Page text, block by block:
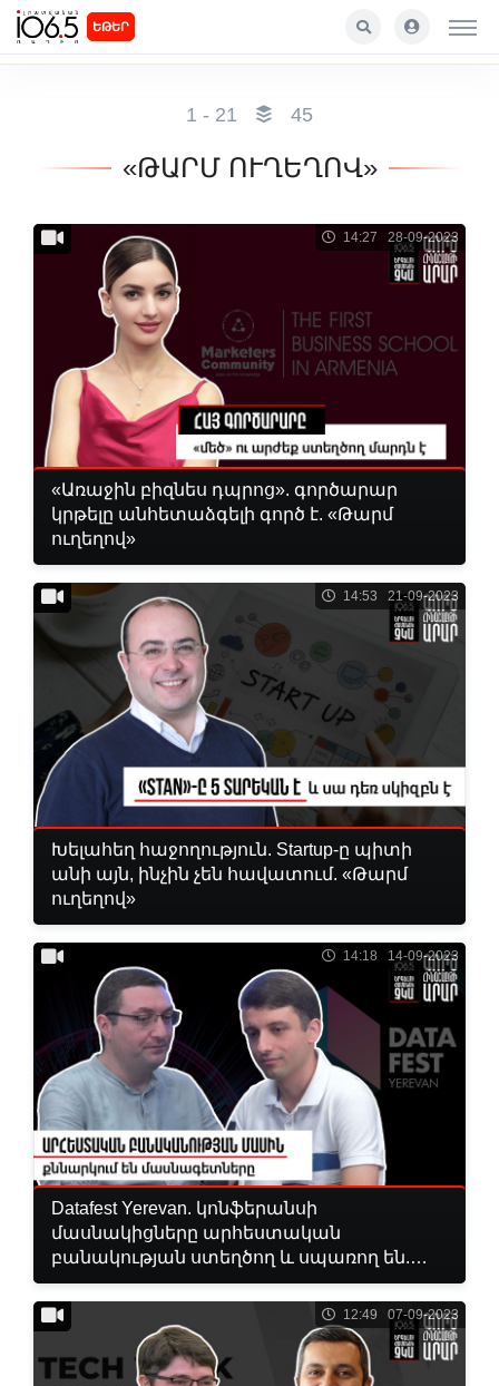
ԵԹԵՐ
1 - 21 45
«ԹԱՐՄ ՈՒՂԵՂՈՎ»
14:27 28-09-2023
«Առաջին բիզնես դպրոց». գործարար
կրթելը անհետաձգելի գործ է. «Թարմ
ուղեղով»
14:53 21-09-2023
Խելահեղ հաջողություն. Startup-ը պիտի
անի այն, ինչին չեն հավատում. «Թարմ
ուղեղով»
14:18 14-09-2023
Datafest Yerevan. կոնֆերանսի
մասնակիցները արհեստական
բանակության ստեղծող և սպառող են.
«Թարմ ուղեղով»
12:49 07-09-2023